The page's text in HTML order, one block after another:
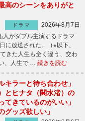
高のシーンをありがと
ドラマ
2026年8月7日
がダブル主演するドラマ
に放送された。（※以下、
きた人生も全く違う、交わ
、人生で … 続きを読む
キラーと待ち合わせ」
とヒナタ（関水渚）の
てきているのがいい」
グッズ欲しい」